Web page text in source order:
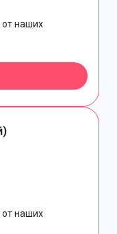
от наших
от наших